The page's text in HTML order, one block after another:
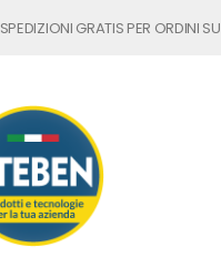
SPEDIZIONI GRATIS PER ORDINI